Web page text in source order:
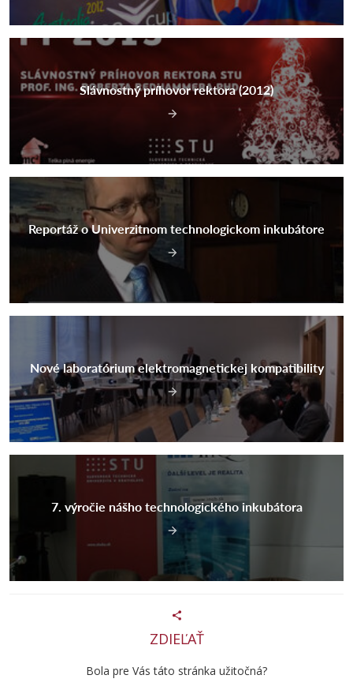
Slávnostný príhovor rektora (2012)
Reportáž o Univerzitnom technologickom inkubátore
Nové laboratórium elektromagnetickej kompatibility
7. výročie nášho technologického inkubátora
ZDIEĽAŤ
Bola pre Vás táto stránka užitočná?